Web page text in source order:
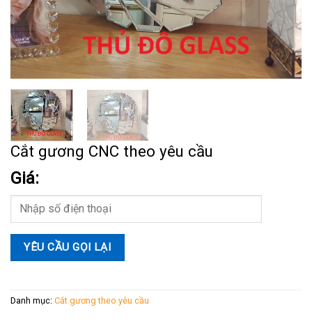
Cắt gương CNC theo yêu cầu
Giá:
Danh mục: Cắt gương theo yêu cầu